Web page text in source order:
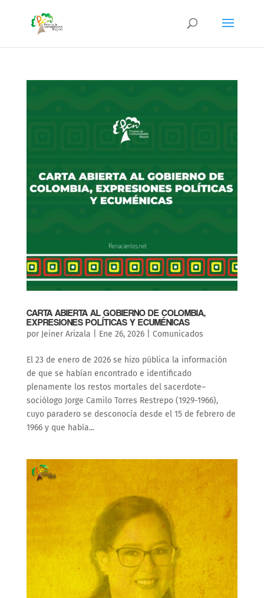
CARTA ABIERTA AL GOBIERNO DE COLOMBIA,
EXPRESIONES POLÍTICAS Y ECUMÉNICAS
por Jeiner Arizala Ene 26, 2026| Comunicados
El 23 de enero de 2026 se hizo pública la información
de que se habían encontrado e identificado
plenamente los restos mortales del sacerdote–
sociólogo Jorge Camilo Torres Restrepo (1929-1966),
cuyo paradero se desconocía desde el 15 de febrero de
1966 y que había...